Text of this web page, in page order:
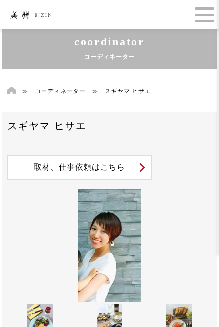
coordinator
コーディネーター
≫ コーディネーター ≫ スギヤマ ヒサエ
スギヤマ ヒサエ
取材、仕事依頼はこちら